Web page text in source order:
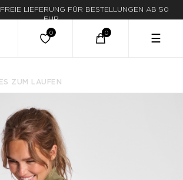
IN 1-3 WERKTAGEN
☰
ZUM LAUFEN